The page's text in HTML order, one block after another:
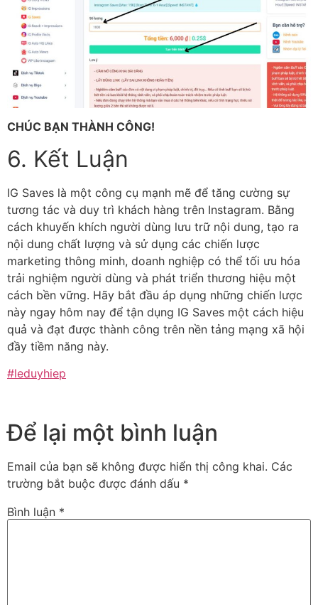
CHÚC BẠN THÀNH CÔNG!
6. Kết Luận
IG Saves là một công cụ mạnh mẽ để tăng cường sự
tương tác và duy trì khách hàng trên Instagram. Bằng
cách khuyến khích người dùng lưu trữ nội dung, tạo ra
nội dung chất lượng và sử dụng các chiến lược
marketing thông minh, doanh nghiệp có thể tối ưu hóa
trải nghiệm người dùng và phát triển thương hiệu một
cách bền vững. Hãy bắt đầu áp dụng những chiến lược
này ngay hôm nay để tận dụng IG Saves một cách hiệu
quả và đạt được thành công trên nền tảng mạng xã hội
đầy tiềm năng này.
#leduyhiep
Để lại một bình luận
Email của bạn sẽ không được hiển thị công khai. Các
trường bắt buộc được đánh dấu *
Bình luận *